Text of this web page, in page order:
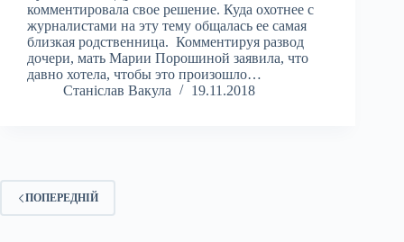
комментировала свое решение. Куда охотнее с
журналистами на эту тему общалась ее самая
близкая родственница. Комментируя развод
дочери, мать Марии Порошиной заявила, что
давно хотела, чтобы это произошло…
Станіслав Вакула
19.11.2018
ПОПЕРЕДНІЙ